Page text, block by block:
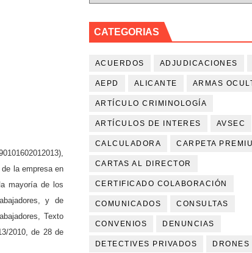
a vigilantes de otra empresa en RENFE
bloquear licitaciones públicas
de Renfe por abandonar sus funciones
la empresa en
mayoría de los
y de
Texto
2010, de 28 de
CATEGORIAS
ACUERDOS ADJUDICACIONES
AEPD ALICANTE ARMAS
ARTÍCULO CRIMINOLOGÍA
ARTÍCULOS DE INTERES AVSEC
CALCULADORA CARPETA
CARTAS AL DIRECTOR
CERTIFICADO COLABORACIÓN
COMUNICADOS CONSULTAS
CONVENIOS DENUNCIAS
DETECTIVES PRIVADOS DRONES